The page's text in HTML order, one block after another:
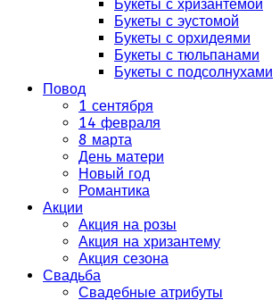
Букеты с хризантемой
Букеты с эустомой
Букеты с орхидеями
Букеты с тюльпанами
Букеты с подсолнухами
Повод
1 сентября
14 февраля
8 марта
День матери
Новый год
Романтика
Акции
Акция на розы
Акция на хризантему
Акция сезона
Свадьба
Свадебные атрибуты